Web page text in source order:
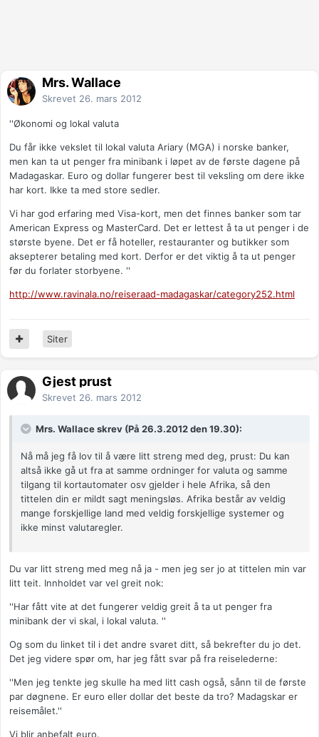
Mrs. Wallace
Skrevet 26. mars 2012
''Økonomi og lokal valuta
Du får ikke vekslet til lokal valuta Ariary (MGA) i norske banker,
men kan ta ut penger fra minibank i løpet av de første dagene på
Madagaskar. Euro og dollar fungerer best til veksling om dere ikke
har kort. Ikke ta med store sedler.
Vi har god erfaring med Visa-kort, men det finnes banker som tar
American Express og MasterCard. Det er lettest å ta ut penger i de
største byene. Det er få hoteller, restauranter og butikker som
aksepterer betaling med kort. Derfor er det viktig å ta ut penger
før du forlater storbyene. ''
http://www.ravinala.no/reiseraad-madagaskar/category252.html
Siter
Gjest prust
Skrevet 26. mars 2012
Mrs. Wallace skrev (På 26.3.2012 den 19.30):
Nå må jeg få lov til å være litt streng med deg, prust: Du kan
altså ikke gå ut fra at samme ordninger for valuta og samme
tilgang til kortautomater osv gjelder i hele Afrika, så den
tittelen din er mildt sagt meningsløs. Afrika består av veldig
mange forskjellige land med veldig forskjellige systemer og
ikke minst valutaregler.
Du var litt streng med meg nå ja - men jeg ser jo at tittelen min var
litt teit. Innholdet var vel greit nok:
''Har fått vite at det fungerer veldig greit å ta ut penger fra
minibank der vi skal, i lokal valuta. ''
Og som du linket til i det andre svaret ditt, så bekrefter du jo det.
Det jeg videre spør om, har jeg fått svar på fra reiselederne:
''Men jeg tenkte jeg skulle ha med litt cash også, sånn til de første
par døgnene. Er euro eller dollar det beste da tro? Madagskar er
reisemålet.''
Vi blir anbefalt euro.